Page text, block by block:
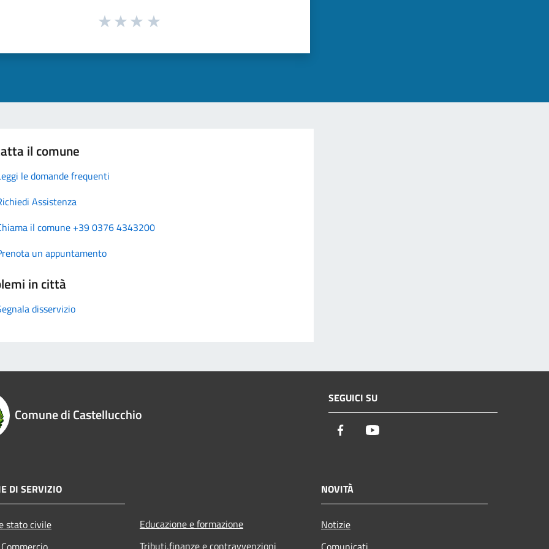
il comune
le domande frequenti
Assistenza
il comune +39 0376 4343200
un appuntamento
in città
disservizio
Comune di Castellucchio
SEGUICI SU
Facebook
DI SERVIZIO
stato civile
Educazione e formazione
Tributi,finanze e contravvenzioni
NOVITÀ
Notizie